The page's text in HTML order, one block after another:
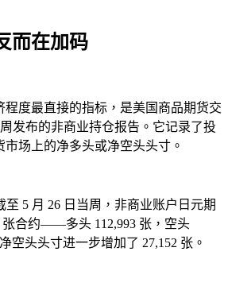
而在加码
程度最直接的指标，是美国商品期货交
发布的非商业持仓报告。它记录了投
场上的净多头或净空头头寸。
至 5 月 26 日当周，非商业账户日元期
张合约——多头 112,993 张，空头
空头头寸进一步增加了 27,152 张。